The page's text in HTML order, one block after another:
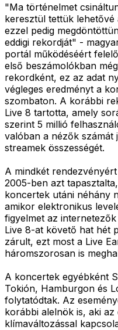
"Ma történelmet
keresztül tettük
ezzel pedig
eddigi rekordját" -
portál működéséért
első beszámolókban
rekordként, ez az adat
végleges eredményt a
szombaton. A korábbi
Live 8 tartotta, amely
szerint 5 millió
valóban a nézők számát
streamek összességét.
A mindkét
2005-ben azt
koncertek utáni néhány
amikor elektronikus
figyelmet az
Live 8-at követő hat hét
zárult, ezt most a Live
háromszorosan is
A koncertek egyébként
Tokión, Hamburgon és
folytatódtak. Az
korábbi alelnök is, aki
klímaváltozással